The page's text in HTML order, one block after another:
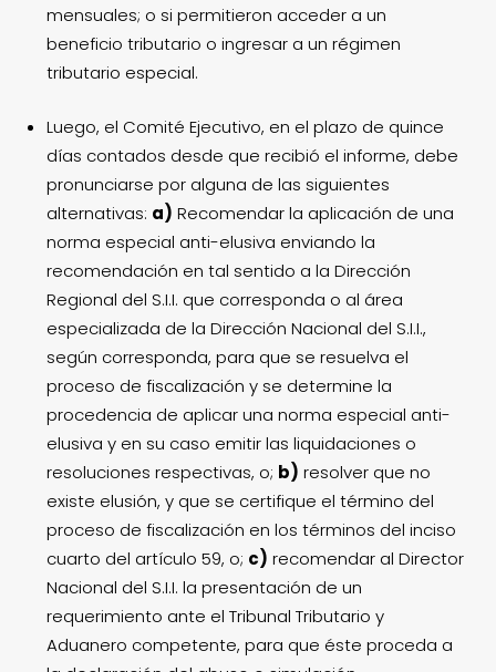
mensuales; o si permitieron acceder a un
beneficio tributario o ingresar a un régimen
tributario especial.
Luego, el Comité Ejecutivo, en el plazo de quince
días contados desde que recibió el informe, debe
pronunciarse por alguna de las siguientes
alternativas: a) Recomendar la aplicación de una
norma especial anti-elusiva enviando la
recomendación en tal sentido a la Dirección
Regional del S.I.I. que corresponda o al área
especializada de la Dirección Nacional del S.I.I.,
según corresponda, para que se resuelva el
proceso de fiscalización y se determine la
procedencia de aplicar una norma especial anti-
elusiva y en su caso emitir las liquidaciones o
resoluciones respectivas, o; b) resolver que no
existe elusión, y que se certifique el término del
proceso de fiscalización en los términos del inciso
cuarto del artículo 59, o; c) recomendar al Director
Nacional del S.I.I. la presentación de un
requerimiento ante el Tribunal Tributario y
Aduanero competente, para que éste proceda a